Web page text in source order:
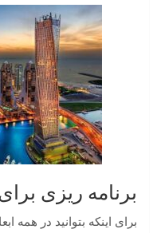
برنامه ریزی
برای اینکه بتوانید در همه